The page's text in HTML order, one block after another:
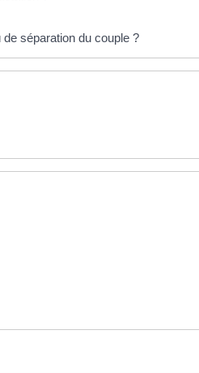
séparation du couple ?